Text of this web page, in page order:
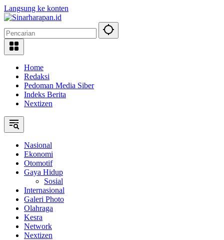
Langsung ke konten
Home
Redaksi
Pedoman Media Siber
Indeks Berita
Nextizen
Nasional
Ekonomi
Otomotif
Gaya Hidup
Sosial
Internasional
Galeri Photo
Olahraga
Kesra
Network
Nextizen